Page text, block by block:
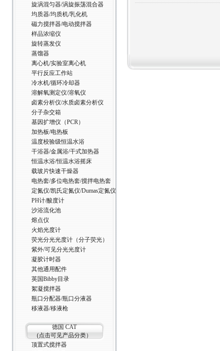
旋涡混匀器/涡旋振荡混合器
均质器/均质机/乳化机
磁力搅拌器/电动搅拌器
样品浓缩仪
旋转蒸发仪
蒸馏器
离心机/实验室离心机
平行反应工作站
冷水机/循环冷却器
溶解氧测定仪/溶氧仪
卤素分析仪/水质卤素分析仪
分子杂交箱
基因扩增仪（PCR）
加热板/电热板
温度校验级恒温水浴
干浴器/金属浴/干式加热器
恒温水浴/恒温水浴摇床
载玻片快速干燥器
电热套/多位电热套/搅拌电热套
定氮仪/凯氏定氮仪/Dumas定氮仪
PH计/酸度计
沙浴流化池
熔点仪
火焰光度计
荧光分光光度计（分子荧光）
紫外/可见分光光度计
凝胶计时器
其他通用配件
英国Bibby目录
絮凝搅拌器
瓶口分配器/瓶口分液器
移液器/移液枪
德国 CAT
(点击可见产品分类）
顶置式搅拌器